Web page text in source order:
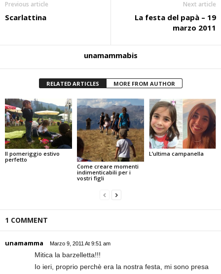
Previous article
Scarlattina
Next article
La festa del papà – 19
marzo 2011
unamammabis
RELATED ARTICLES MORE FROM AUTHOR
Il pomeriggio estivo
perfetto
Come creare momenti
indimenticabili per i
vostri figli
L’ultima campanella
1 COMMENT
unamamma Marzo 9, 2011 At 9:51 am
Mitica la barzelletta!!!
Io ieri, proprio perchè era la nostra festa, mi sono presa